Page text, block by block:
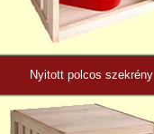
Nyitott polcos szekrény